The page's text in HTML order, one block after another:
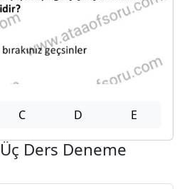
C D E
Ders Deneme